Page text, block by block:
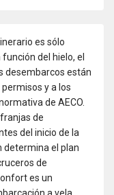
es sólo
del hielo, el
desembarcos están
y a los
de AECO.
de
del inicio de la
determina el plan
de
es un